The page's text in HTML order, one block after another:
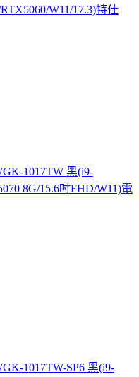
W11/17.3)特仕
1017TW 黑(i9-
8G/15.6吋FHD/W11)電
1017TW-SP6 黑(i9-